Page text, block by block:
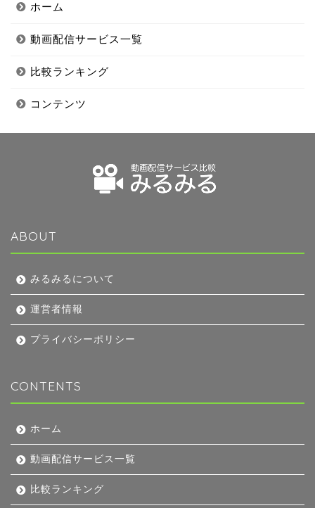
ホーム
動画配信サービス一覧
比較ランキング
コンテンツ
ABOUT
みるみるについて
運営者情報
プライバシーポリシー
CONTENTS
ホーム
動画配信サービス一覧
比較ランキング